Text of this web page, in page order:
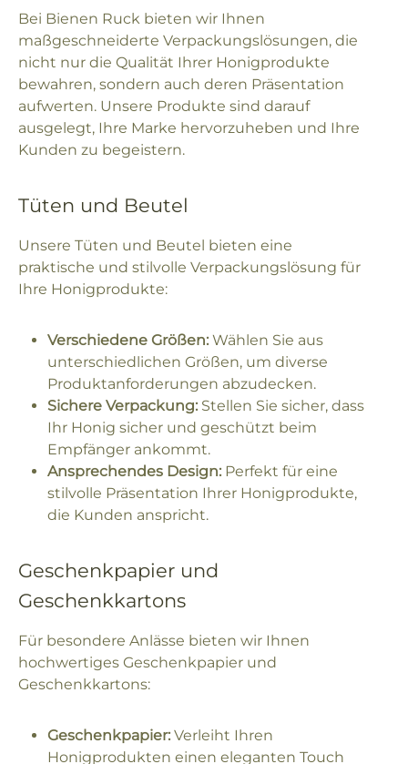
Bei Bienen Ruck bieten wir Ihnen
maßgeschneiderte Verpackungslösungen, die
nicht nur die Qualität Ihrer Honigprodukte
bewahren, sondern auch deren Präsentation
aufwerten. Unsere Produkte sind darauf
ausgelegt, Ihre Marke hervorzuheben und Ihre
Kunden zu begeistern.
Tüten und Beutel
Unsere Tüten und Beutel bieten eine
praktische und stilvolle Verpackungslösung für
Ihre Honigprodukte:
Verschiedene Größen: Wählen Sie aus
unterschiedlichen Größen, um diverse
Produktanforderungen abzudecken.
Sichere Verpackung: Stellen Sie sicher, dass
Ihr Honig sicher und geschützt beim
Empfänger ankommt.
Ansprechendes Design: Perfekt für eine
stilvolle Präsentation Ihrer Honigprodukte,
die Kunden anspricht.
Geschenkpapier und
Geschenkkartons
Für besondere Anlässe bieten wir Ihnen
hochwertiges Geschenkpapier und
Geschenkkartons:
Geschenkpapier: Verleiht Ihren
Honigprodukten einen eleganten Touch